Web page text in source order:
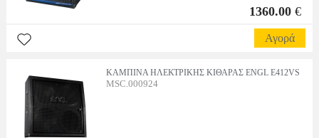
1360.00€
Αγορά
ΚΑΜΠΙΝΑ ΗΛΕΚΤΡΙΚΗΣ ΚΙΘΑΡΑΣ ENGL E412VS
MSC.000924